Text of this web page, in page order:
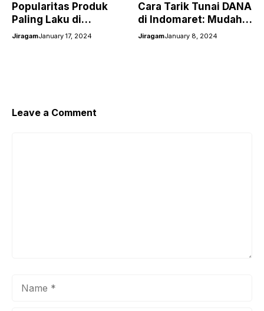
Popularitas Produk
Paling Laku di
Indomaret 2024
JiragamJanuary 17, 2024
Cara Tarik Tunai DANA
di Indomaret: Mudah
dan Praktis!
JiragamJanuary 8, 2024
Leave a Comment